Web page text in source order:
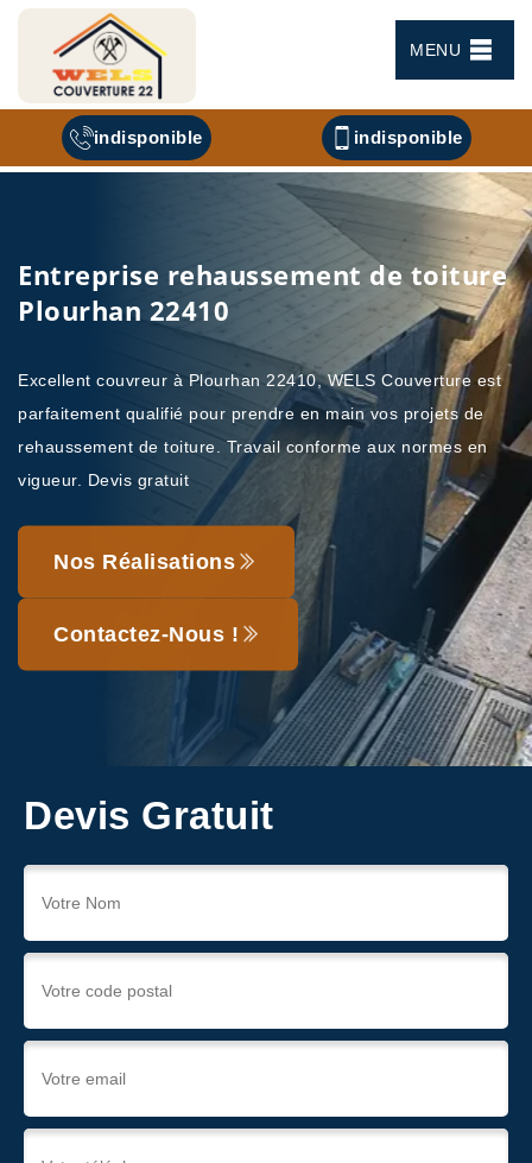
MENU
indisponible indisponible
Entreprise rehaussement de toiture
Plourhan 22410
Excellent couvreur à Plourhan 22410, WELS Couverture est
parfaitement qualifié pour prendre en main vos projets de
rehaussement de toiture. Travail conforme aux normes en
vigueur. Devis gratuit
Nos Réalisations
Contactez-Nous !
Devis Gratuit